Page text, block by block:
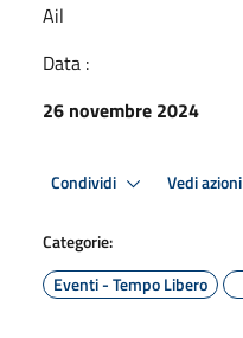
Ail
Data :
26 novembre 2024
Condividi Vedi azioni
Categorie:
Eventi - Tempo Libero